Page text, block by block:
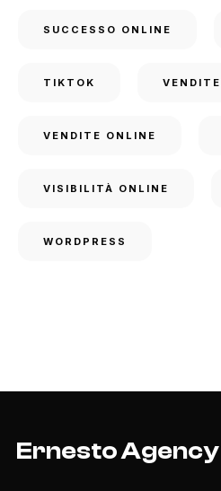
SUCCESSO ONLINE
TIKTOK VENDITE
VENDITE ONLINE
VISIBILITÀ ONLINE
WORDPRESS
Ernesto Agency